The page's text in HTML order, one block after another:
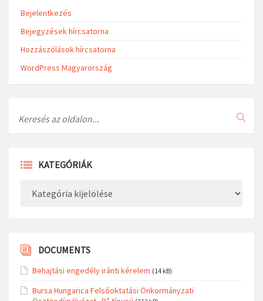
Bejelentkezés
Bejegyzések hírcsatorna
Hozzászólások hírcsatorna
WordPress Magyarország
KATEGÓRIÁK
DOCUMENTS
Behajtási engedély iránti kérelem (14 kB)
Bursa Hungarica Felsőoktatási Önkormányzati